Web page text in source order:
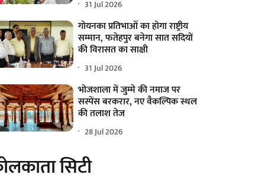
31 Jul 2026
गोयनका प्रतिभाओं का होगा राष्ट्रीय
सम्मान, फतेहपुर बनेगा सात सदियों
की विरासत का साक्षी
31 Jul 2026
भोजशाला में जुम्मे की नमाज पर
सस्पेंस बरकरार, नए वैकल्पिक स्थल
की तलाश तेज
28 Jul 2026
सिटी